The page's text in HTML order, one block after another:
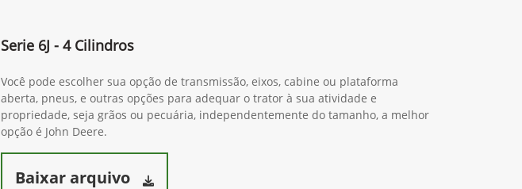
Serie 6J - 4 Cilindros
Você pode escolher sua opção de transmissão, eixos, cabine ou plataforma
aberta, pneus, e outras opções para adequar o trator à sua atividade e
propriedade, seja grãos ou pecuária, independentemente do tamanho, a melhor
opção é John Deere.
Baixar arquivo